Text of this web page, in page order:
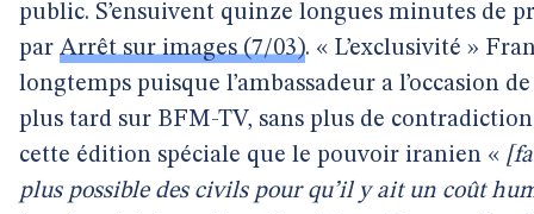
public. S’ensuivent quinze longues minutes de
par Arrêt sur images (7/03). « L’exclusivité »
longtemps puisque l’ambassadeur a l’occasion
plus tard sur BFM-TV, sans plus de
cette édition spéciale que le pouvoir iranien «
plus possible des civils pour qu’il y ait un coût